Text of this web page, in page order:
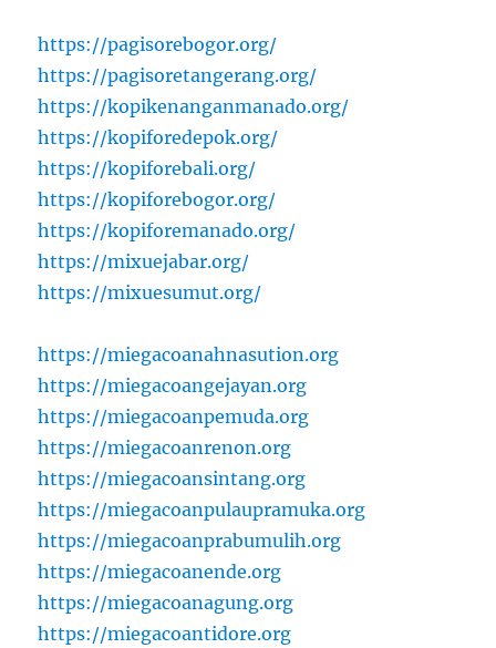
https://pagisorebogor.org/
https://pagisoretangerang.org/
https://kopikenanganmanado.org/
https://kopiforedepok.org/
https://kopiforebali.org/
https://kopiforebogor.org/
https://kopiforemanado.org/
https://mixuejabar.org/
https://mixuesumut.org/
https://miegacoanahnasution.org
https://miegacoangejayan.org
https://miegacoanpemuda.org
https://miegacoanrenon.org
https://miegacoansintang.org
https://miegacoanpulaupramuka.org
https://miegacoanprabumulih.org
https://miegacoanende.org
https://miegacoanagung.org
https://miegacoantidore.org